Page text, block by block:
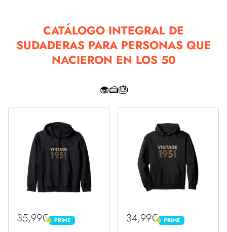
CATÁLOGO INTEGRAL DE
SUDADERAS PARA PERSONAS QUE
NACIERON EN LOS 50
🧁🍰🎂
35,99€ PRIME
PRIME 34,99€ PRIME
PRIME